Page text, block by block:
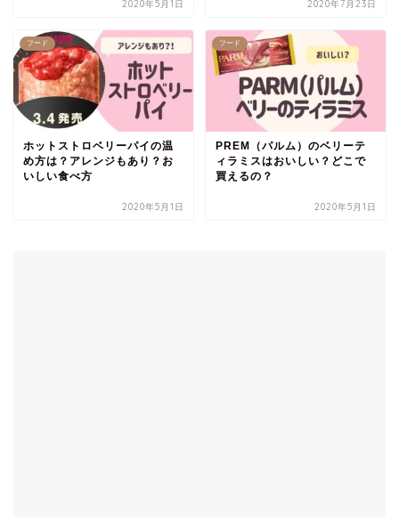
2020年5月1日 2020年7月23日
フード
ホットストロベリーパイの温
め方は？アレンジもあり？お
いしい食べ方
2020年5月1日
フード
PREM（パルム）のベリーテ
ィラミスはおいしい？どこで
買えるの？
2020年5月1日